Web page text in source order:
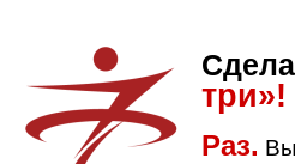
три»!
Раз.